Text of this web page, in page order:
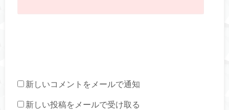
新しいコメントをメールで通知
新しい投稿をメールで受け取る